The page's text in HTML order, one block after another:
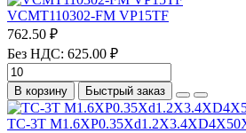
VCMT110302-FM VP15TF
762.50 ₽
Без НДС: 625.00 ₽
В корзину Быстрый заказ
TC-3T